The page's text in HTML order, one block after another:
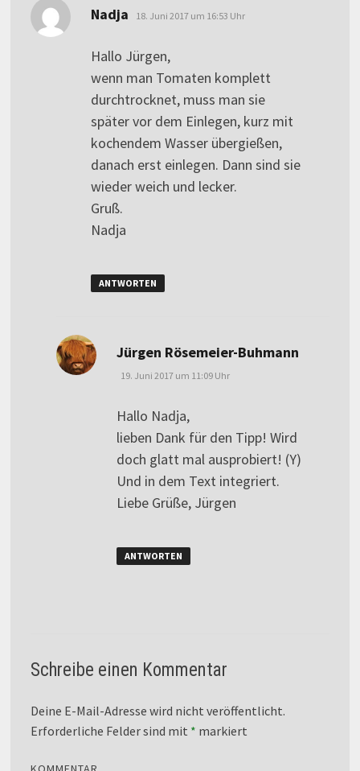
Nadja sagt:
18. Juni 2017 um 16:53 Uhr
Hallo Jürgen,
wenn man Tomaten komplett
durchtrocknet, muss man sie
später vor dem Einlegen, kurz mit
kochendem Wasser übergießen,
danach erst einlegen. Dann sind sie
wieder weich und lecker.
Gruß.
Nadja
ANTWORTEN
Jürgen Rösemeier-Buhmann
19. Juni 2017 um 11:09 Uhr
Hallo Nadja,
lieben Dank für den Tipp! Wird
doch glatt mal ausprobiert! (Y)
Und in dem Text integriert.
Liebe Grüße, Jürgen
ANTWORTEN
Schreibe einen Kommentar
Deine E-Mail-Adresse wird nicht veröffentlicht.
Erforderliche Felder sind mit * markiert